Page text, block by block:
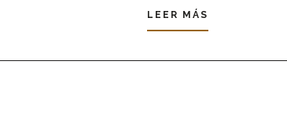
LEER MÁS